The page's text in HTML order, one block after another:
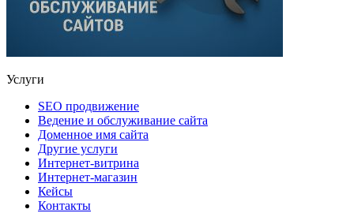
Услуги
SEO продвижение
Ведение и обслуживание сайта
Доменное имя сайта
Другие услуги
Интернет-витрина
Интернет-магазин
Кейсы
Контакты